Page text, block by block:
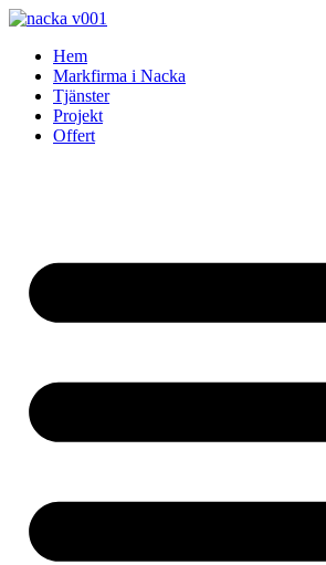
Skip
contentHem
Markfirma i Nacka
Tjänster
Projekt
Offert